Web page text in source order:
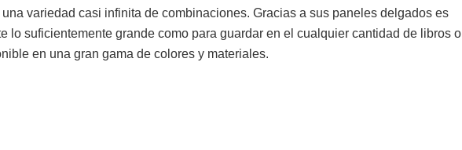
variedad casi infinita de combinaciones. Gracias a sus paneles delgados es
lo suficientemente grande como para guardar en el cualquier cantidad de libros o
en una gran gama de colores y materiales.